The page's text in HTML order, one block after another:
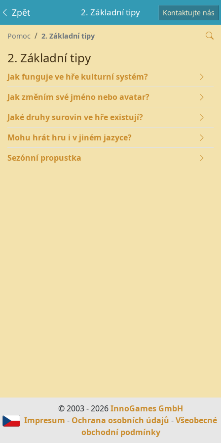
2. Základní tipy
Zpět Kontaktujte nás
Pomoc 2. Základní tipy
2. Základní tipy
Jak funguje ve hře kulturní systém?
Jak změním své jméno nebo avatar?
Jaké druhy surovin ve hře existují?
Mohu hrát hru i v jiném jazyce?
Sezónní propustka
© 2003 - 2026InnoGames GmbH
Impresum - Ochrana osobních údajů -Všeobecné
obchodní podmínky